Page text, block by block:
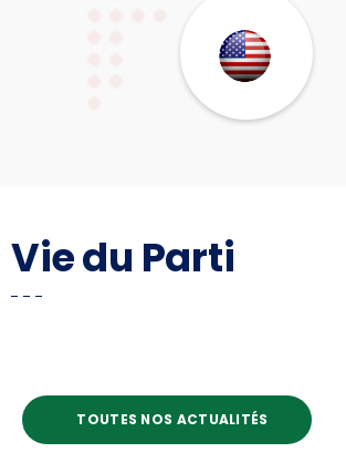
Vie du Parti
TOUTES NOS ACTUALITÉS